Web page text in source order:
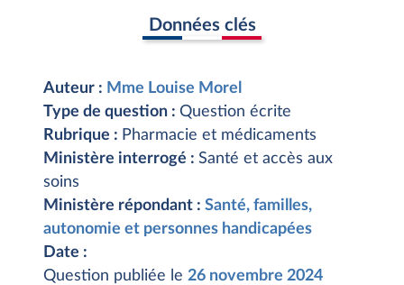
Données clés
Auteur : Mme Louise Morel
Type de question : Question écrite
Rubrique : Pharmacie et médicaments
Ministère interrogé : Santé et accès aux
soins
Ministère répondant : Santé, familles,
autonomie et personnes handicapées
Date :
Question publiée le 26 novembre 2024